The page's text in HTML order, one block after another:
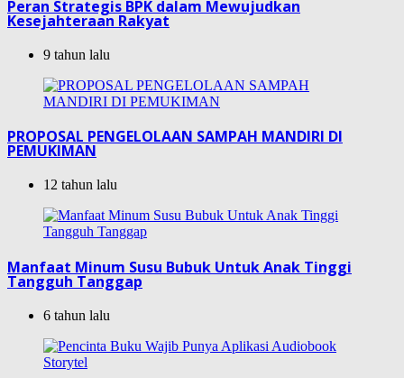
Peran Strategis BPK dalam Mewujudkan
Kesejahteraan Rakyat
9 tahun lalu
PROPOSAL PENGELOLAAN SAMPAH MANDIRI DI
PEMUKIMAN
12 tahun lalu
Manfaat Minum Susu Bubuk Untuk Anak Tinggi
Tangguh Tanggap
6 tahun lalu